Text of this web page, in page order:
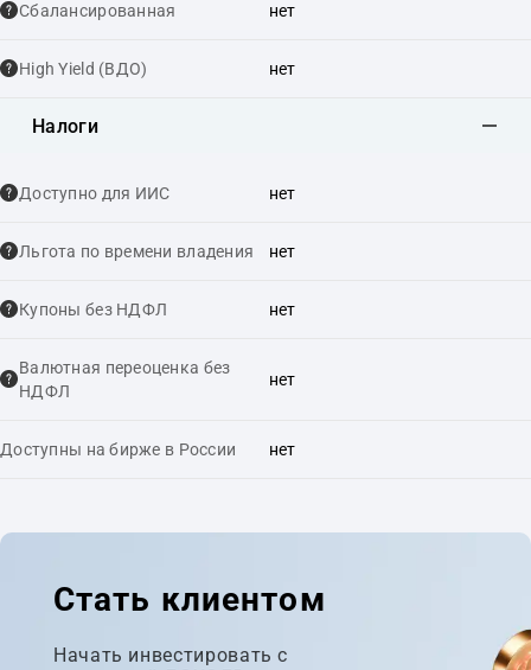
Сбалансированная нет
High Yield (ВДО) нет
Налоги
Доступно для ИИС нет
Льгота по времени владения нет
Купоны без НДФЛ нет
Валютная переоценка без
НДФЛ
нет
Доступны на бирже в России нет
Стать клиентом
Начать инвестировать с